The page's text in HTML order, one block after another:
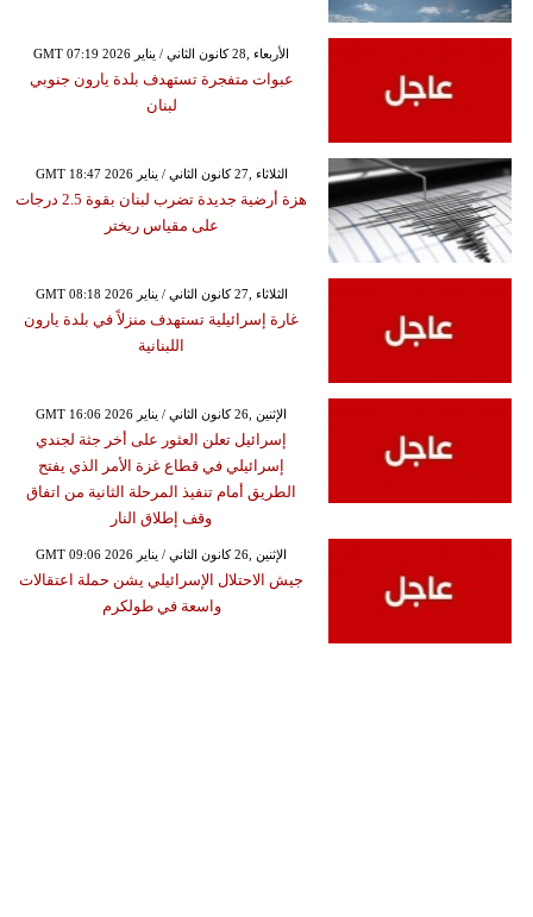
GMT 07:19 2026 الأربعاء ,28 كانون الثاني / يناير
عبوات متفجرة تستهدف بلدة يارون جنوبي
لبنان
GMT 18:47 2026 الثلاثاء ,27 كانون الثاني / يناير
هزة أرضية جديدة تضرب لبنان بقوة 2.5 درجات
على مقياس ريختر
GMT 08:18 2026 الثلاثاء ,27 كانون الثاني / يناير
غارة إسرائيلية تستهدف منزلاً في بلدة يارون
اللبنانية
GMT 16:06 2026 الإثنين ,26 كانون الثاني / يناير
إسرائيل تعلن العثور على أخر جثة لجندي
إسرائيلي في قطاع غزة الأمر الذي يفتح
الطريق أمام تنفيذ المرحلة الثانية من اتفاق
وقف إطلاق النار
GMT 09:06 2026 الإثنين ,26 كانون الثاني / يناير
جيش الاحتلال الإسرائيلي يشن حملة اعتقالات
واسعة في طولكرم